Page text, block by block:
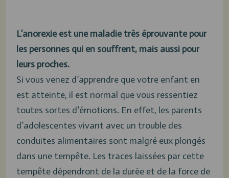
L’anorexie est une maladie très éprouvante pour
les personnes qui en souffrent, mais aussi pour
leurs proches.
Si vous venez d’apprendre que votre enfant en
est atteinte, il est normal que vous ressentiez
toutes sortes d’émotions. En effet, les parents
d’adolescentes vivant avec un trouble des
conduites alimentaires sont malgré eux plongés
dans une tempête. Les traces laissées par cette
tempête dépendront de la durée et de la force de